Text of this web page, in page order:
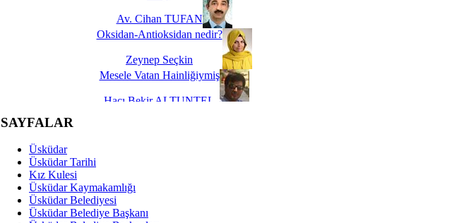
Av. Cihan TUFAN
Oksidan-Antioksidan nedir?
Zeynep Seçkin
Mesele Vatan Hainliğiymiş
Hacı Bekir ALTUNTEL
Dünya Fani, Ama Kısa Bir Süre De Olsa Burdayız
Savaş ŞENEL
Hukukun Adaleti Kalmadı Üstadım!
SAYFALAR
Üsküdar
Üsküdar Tarihi
Kız Kulesi
Üsküdar Kaymakamlığı
Üsküdar Belediyesi
Üsküdar Belediye Başkanı